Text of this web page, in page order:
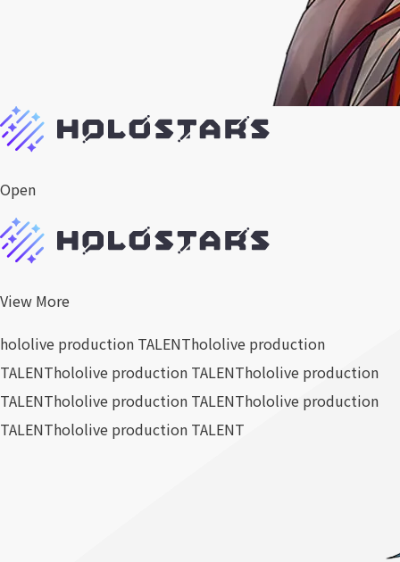
Open
View More
hololive production TALENThololive production
TALENThololive production TALENThololive production
TALENThololive production TALENThololive production
TALENThololive production TALENT